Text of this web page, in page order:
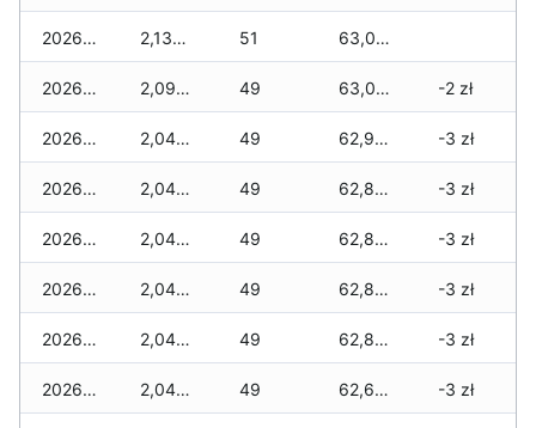
2026-04-27 2,130 zł 51 63,090 zł
2026-04-26 2,090 zł 49 63,050 zł -2 zł
2026-04-25 2,040 zł 49 62,970 zł -3 zł
2026-04-24 2,040 zł 49 62,870 zł -3 zł
2026-04-23 2,040 zł 49 62,870 zł -3 zł
2026-04-22 2,040 zł 49 62,860 zł -3 zł
2026-04-21 2,040 zł 49 62,860 zł -3 zł
2026-04-20 2,040 zł 49 62,650 zł -3 zł